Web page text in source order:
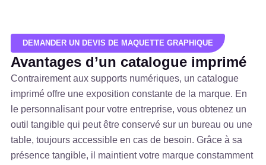
DEMANDER UN DEVIS DE MAQUETTE GRAPHIQUE
Avantages d’un catalogue imprimé
Contrairement aux supports numériques, un catalogue
imprimé offre une exposition constante de la marque. En
le personnalisant pour votre entreprise, vous obtenez un
outil tangible qui peut être conservé sur un bureau ou une
table, toujours accessible en cas de besoin. Grâce à sa
présence tangible, il maintient votre marque constamment